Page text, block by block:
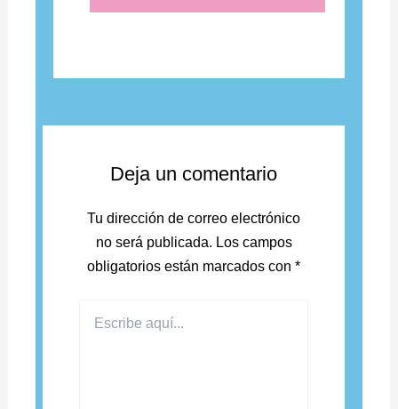
Deja un comentario
Tu dirección de correo electrónico
no será publicada. Los campos
obligatorios están marcados con *
aquí...